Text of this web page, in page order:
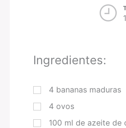
Ingredientes:
4 bananas maduras
4 ovos
100 ml de azeite de